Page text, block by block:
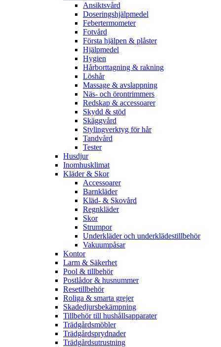
Ansiktsvård
Doseringshjälpmedel
Febertermometer
Fotvård
Första hjälpen & plåster
Hjälpmedel
Hygien
Hårborttagning & rakning
Löshår
Massage & avslappning
Näs- och örontrimmers
Redskap & accessoarer
Skydd & stöd
Skäggvård
Stylingverktyg för hår
Tandvård
Tester
Husdjur
Inomhusklimat
Kläder & Skor
Accessoarer
Barnkläder
Kläd- & Skovård
Regnkläder
Skor
Strumpor
Underkläder och underklädestillbehör
Vakuumpåsar
Kontor
Larm & Säkerhet
Pool & tillbehör
Postlådor & husnummer
Resetillbehör
Roliga & smarta grejer
Skadedjursbekämpning
Tillbehör till hushållsapparater
Trädgårdsmöbler
Trädgårdsprydnader
Trädgårdsutrustning